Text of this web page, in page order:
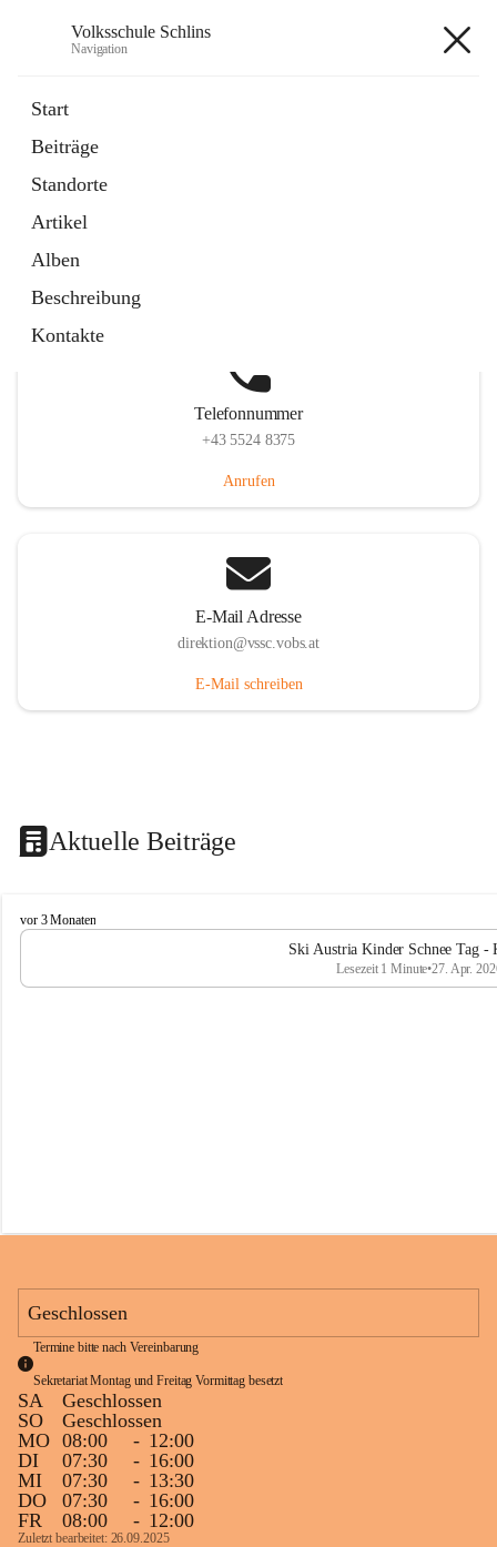
Volksschule Schlins
Navigation
Start
Beiträge
Standorte
Artikel
Alben
Beschreibung
Kontakte
Telefonnummer
+43 5524 8375
Anrufen
E-Mail Adresse
direktion@vssc.vobs.at
E-Mail schreiben
Aktuelle Beiträge
V
o
k
n
vor 3 Monaten
Ski Austria Kinder Schnee Tag -
Lesezeit 1 Minute•27. Apr.
Geschlossen
Termine bitte nach Vereinbarung
Sekretariat Montag und Freitag Vormittag besetzt
SA
Geschlossen
SO
Geschlossen
MO 08:00 - 12:00
DI
07:30 - 16:00
MI
07:30 - 13:30
DO
07:30 - 16:00
FR
08:00 - 12:00
Zuletzt bearbeitet: 26.09.2025